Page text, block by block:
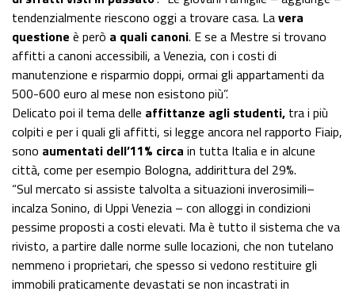
tendenzialmente riescono oggi a trovare casa. Lavera
questione è però a quali canoni. E se a Mestre si trovano
affitti a canoni accessibili, a Venezia, con i costi di
manutenzione e risparmio doppi, ormai gli appartamenti da
500-600 euro al mese non esistono più”.
Delicato poi il tema delle affittanze agli studenti, tra i più
colpiti e per i quali gli affitti, si legge ancora nel rapporto Fiaip,
sono aumentati dell’11% circa in tutta Italia e in alcune
città, come per esempio Bologna, addirittura del 29%.
“Sul mercato si assiste talvolta a situazioni inverosimili–
incalza Sonino, di Uppi Venezia – con alloggi in condizioni
pessime proposti a costi elevati. Ma è tutto il sistema che va
rivisto, a partire dalle norme sulle locazioni, che non tutelano
nemmeno i proprietari, che spesso si vedono restituire gli
immobili praticamente devastati se non incastrati in